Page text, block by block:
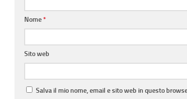
Nome*
Sito web
Salva il mio nome, email e sito web in questo